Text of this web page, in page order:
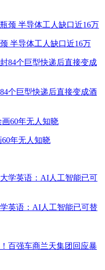
半导体工人缺口近16万
个巨型快递后直接变成酒
年无人知晓
英语：AI人工智能已可替